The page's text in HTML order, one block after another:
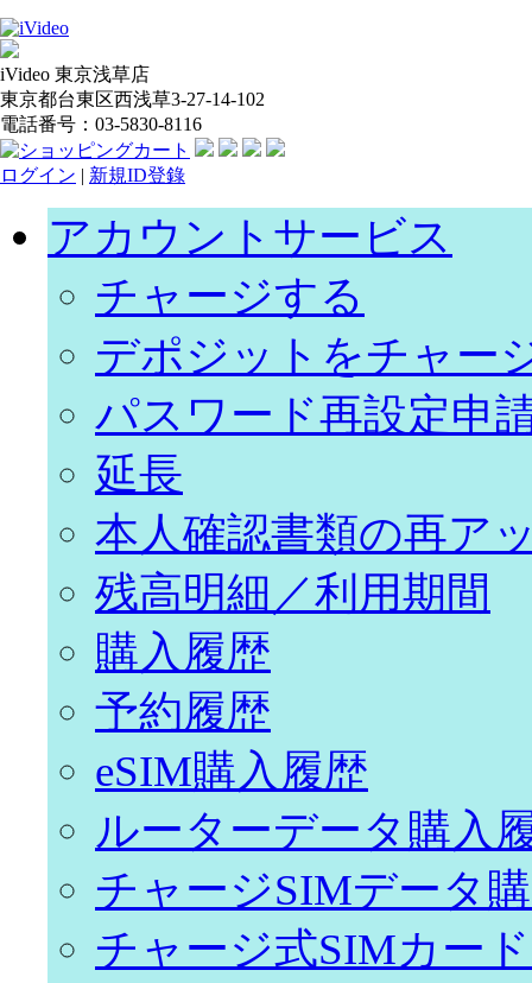
iVideo 東京浅草店
東京都台東区西浅草3-27-14-102
電話番号：03-5830-8116
ログイン | 新規ID登錄
アカウントサービス
チャージする
デポジットをチャー
パスワード再設定申
延長
本人確認書類の再ア
残高明細／利用期間
購入履歴
予約履歴
eSIM購入履歴
ルーターデータ購入
チャージSIMデータ
チャージ式SIMカー